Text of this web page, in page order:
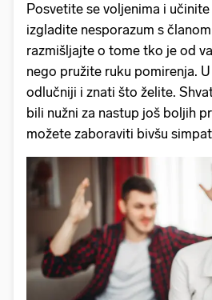
Posvetite se voljenima i
izgladite nesporazum s
razmišljajte o tome tko je od
nego pružite ruku pomirenja.
odlučniji i znati što želite.
bili nužni za nastup još boljih
možete zaboraviti bivšu